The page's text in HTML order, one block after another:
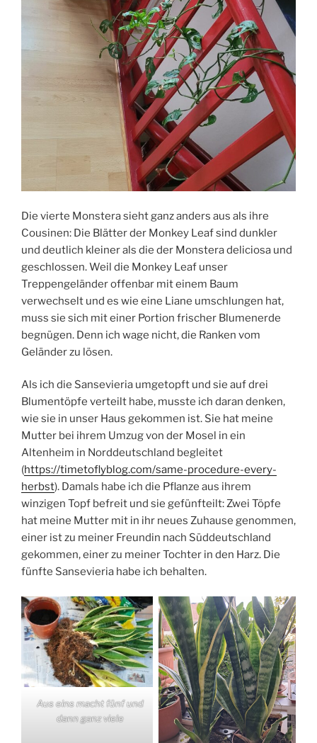
Die vierte Monstera sieht ganz anders aus als ihre
Cousinen: Die Blätter der Monkey Leaf sind dunkler
und deutlich kleiner als die der Monstera deliciosa und
geschlossen. Weil die Monkey Leaf unser
Treppengeländer offenbar mit einem Baum
verwechselt und es wie eine Liane umschlungen hat,
muss sie sich mit einer Portion frischer Blumenerde
begnügen. Denn ich wage nicht, die Ranken vom
Geländer zu lösen.
Als ich die Sansevieria umgetopft und sie auf drei
Blumentöpfe verteilt habe, musste ich daran denken,
wie sie in unser Haus gekommen ist. Sie hat meine
Mutter bei ihrem Umzug von der Mosel in ein
Altenheim in Norddeutschland begleitet
(https://timetoflyblog.com/same-procedure-every-
herbst). Damals habe ich die Pflanze aus ihrem
winzigen Topf befreit und sie gefünfteilt: Zwei Töpfe
hat meine Mutter mit in ihr neues Zuhause genommen,
einer ist zu meiner Freundin nach Süddeutschland
gekommen, einer zu meiner Tochter in den Harz. Die
fünfte Sansevieria habe ich behalten.
Aus eins macht fünf und
dann ganz viele